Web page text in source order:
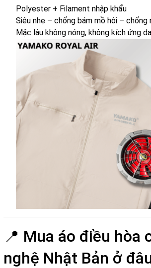
Polyester + Filament nhập khẩu
Siêu nhẹ – chống bám mồ hôi – chống
Mặc lâu không nóng, không kích ứng da
📍 Mua áo điều hòa
nghệ Nhật Bản ở